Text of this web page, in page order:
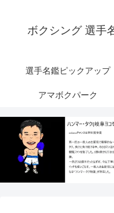
ボクシング 選手
選手名鑑ピックアップ
アマボクパーク